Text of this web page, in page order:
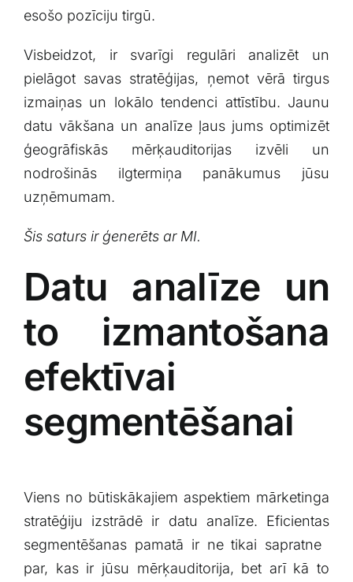
esošo pozīciju tirgū.
Visbeidzot,⁤ ir⁢ svarīgi regulāri analizēt un
pielāgot savas⁤ stratēģijas, ņemot ⁢vērā tirgus⁢
izmaiņas un lokālo tendenci​ attīstību. Jaunu
datu vākšana un⁤ analīze ļaus jums optimizēt
ģeogrāfiskās mērķauditorijas izvēli un
nodrošinās ilgtermiņa panākumus jūsu
uzņēmumam.
Šis saturs ir ģenerēts ar MI.
Datu analīze un
to izmantošana
efektīvai‍
segmentēšanai
Viens no ‍būtiskākajiem aspektiem mārketinga
stratēģiju izstrādē ir datu analīze. Eficientas
segmentēšanas pamatā ​ir ne tikai ⁤sapratne ​
par, kas ir jūsu ⁢mērķauditorija, bet ⁣arī kā‌ to